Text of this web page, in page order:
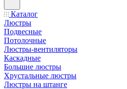
Каталог
Люстры
Подвесные
Потолочные
Люстры-вентиляторы
Каскадные
Большие люстры
Хрустальные люстры
Люстры на штанге